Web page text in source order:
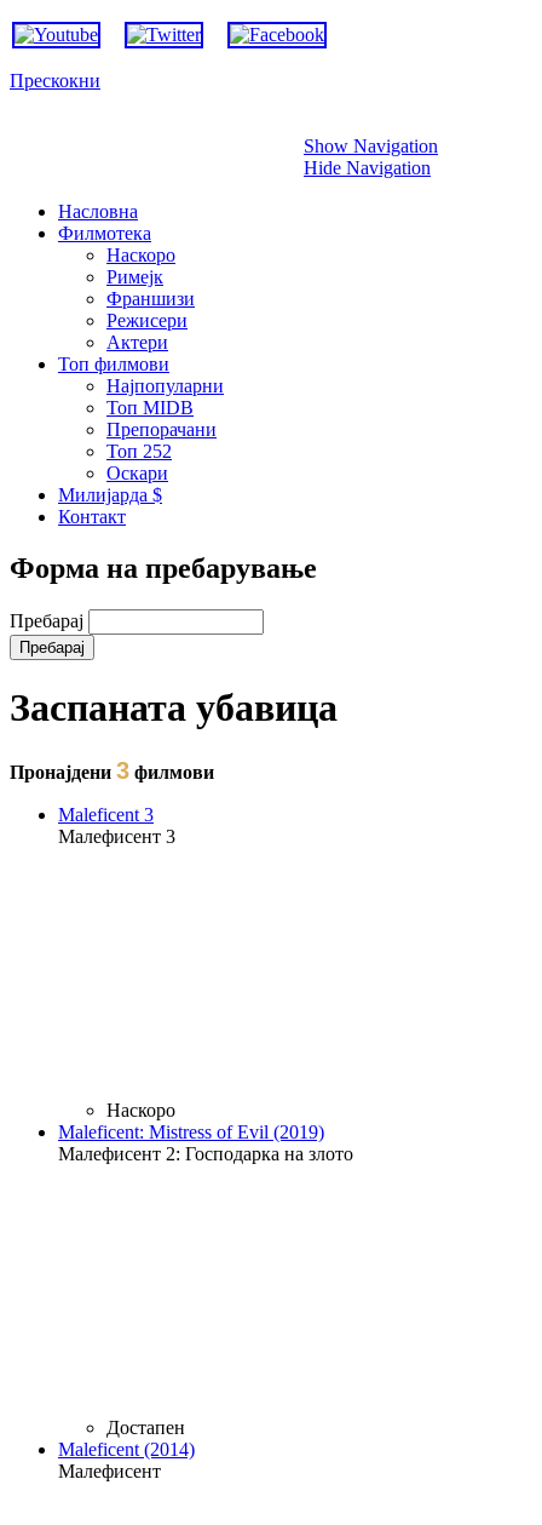
Прескокни
Show Navigation
Hide Navigation
Насловна
Филмотека
Наскоро
Римејк
Франшизи
Режисери
Актери
Топ филмови
Најпопуларни
Топ MIDB
Препорачани
Топ 252
Оскари
Милијарда $
Контакт
Форма на пребарување
Пребарај
Заспаната убавица
Пронајдени 3 филмови
Maleficent 3
Малефисент 3
Наскоро
Maleficent: Mistress of Evil (2019)
Малефисент 2: Господарка на злото
Достапен
Maleficent (2014)
Малефисент